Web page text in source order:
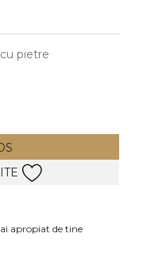
Vezi toate
pietre
apropiat de tine